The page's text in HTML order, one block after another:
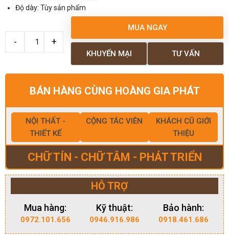
Độ dày: Tùy sản phẩm
MUA NGAY
TƯ VẤN
KHUYẾN MẠI
BÁN HÀNG CÙNG HOÀNG GIA PHÁT
NỘI THẤT -
THIẾT KẾ
CỘNG TÁC VIÊN
KHÁCH CŨ GIỚI
THIỆU
CHỮ TÍN - CHỮ TÂM - PHÁT TRIỂN
HỖ TRỢ
Mua hàng:
0972.101.656
Kỹ thuật:
0946.916.986
Bảo hành:
0918.461.686